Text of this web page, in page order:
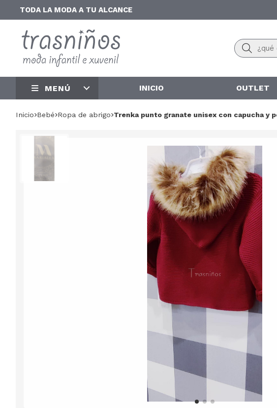
TODA LA MODA A TU ALCANCE
MENÚ INICIO OUTLET
Inicio bebé ropa de abrigo Trenka punto granate unisex con capucha y